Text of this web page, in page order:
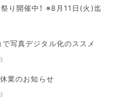
り開催中！ ※8月11日(火)迄
で写真デジタル化のススメ
業のお知らせ